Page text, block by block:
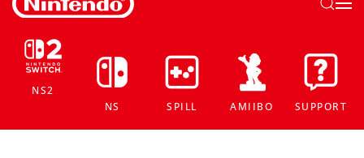
NS2
NS
SPILL AMIIBO SUPPORT